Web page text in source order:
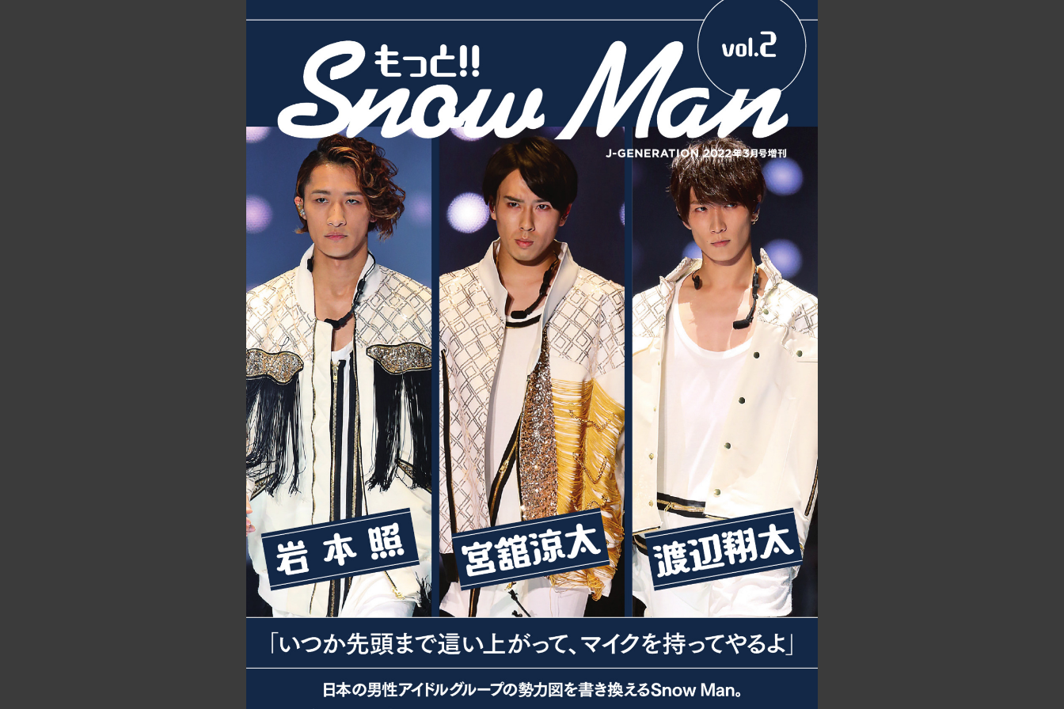
J-GENERATION 2022年3月号増刊 もっと!!Snow Man vol.2 岩本照・宮舘涼太・渡辺翔太